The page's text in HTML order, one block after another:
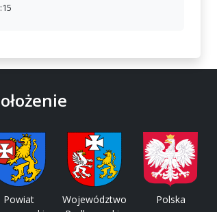
Powiat
Województwo
Polska